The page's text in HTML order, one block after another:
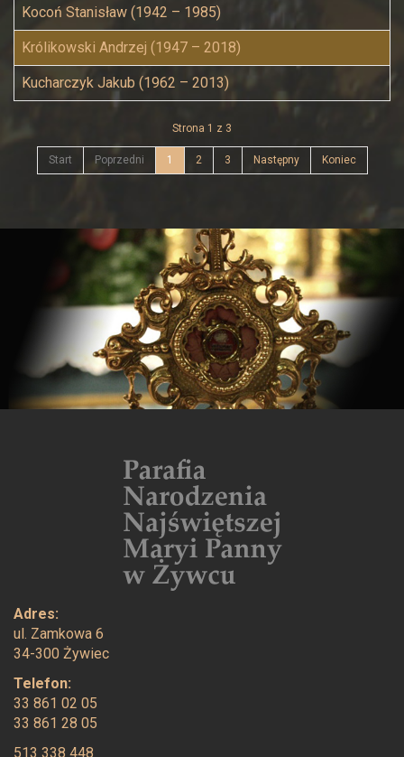
Kocoń Stanisław (1942 – 1985)
Królikowski Andrzej (1947 – 2018)
Kucharczyk Jakub (1962 – 2013)
Strona 1 z 3
Start Poprzedni 1 2 3 Następny Koniec
Adres:
ul. Zamkowa 6
34-300 Żywiec
Telefon:
33 861 02 05
33 861 28 05
513 338 448